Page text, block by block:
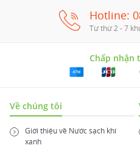
Hotline:
Từ thứ 2 - 7
Chấp nhận
Về chúng tôi
Giới thiệu về Nước sạch khí
xanh